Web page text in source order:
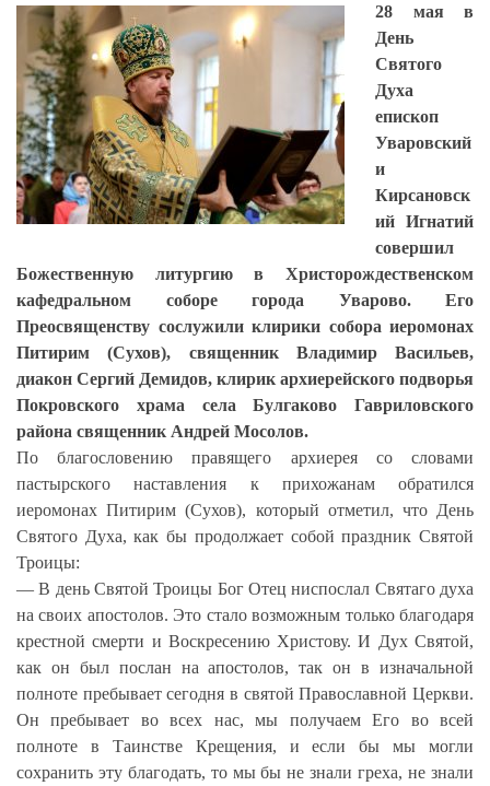
28 мая в
День
Святого
Духа
епископ
Уваровский
и
Кирсановск
ий Игнатий
совершил
Божественную литургию в Христорождественском
кафедральном соборе города Уварово. Его
Преосвященству сослужили клирики собора иеромонах
Питирим (Сухов), священник Владимир Васильев,
диакон Сергий Демидов, клирик архиерейского подворья
Покровского храма села Булгаково Гавриловского
района священник Андрей Мосолов.
По благословению правящего архиерея со словами
пастырского наставления к прихожанам обратился
иеромонах Питирим (Сухов), который отметил, что День
Святого Духа, как бы продолжает собой праздник Святой
Троицы:
— В день Святой Троицы Бог Отец ниспослал Святаго духа
на своих апостолов. Это стало возможным только благодаря
крестной смерти и Воскресению Христову. И Дух Святой,
как он был послан на апостолов, так он в изначальной
полноте пребывает сегодня в святой Православной Церкви.
Он пребывает во всех нас, мы получаем Его во всей
полноте в Таинстве Крещения, и если бы мы могли
сохранить эту благодать, то мы бы не знали греха, не знали